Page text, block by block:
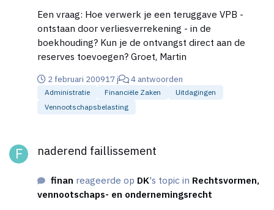
Een vraag: Hoe verwerk je een teruggave VPB -
ontstaan door verliesverrekening - in de
boekhouding? Kun je de ontvangst direct aan de
reserves toevoegen? Groet, Martin
2 februari 200917 j 4 antwoorden
Administratie Financiële Zaken
Uitdagingen
Vennootschapsbelasting
naderend faillissement
finan reageerde op DK's topic in Rechtsvormen,
vennootschaps- en ondernemingsrecht